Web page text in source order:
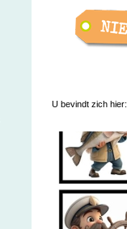
U bevindt zich hier: